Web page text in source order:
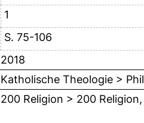
1
S. 75-106
2018
Katholische Theologie >
200 Religion > 200